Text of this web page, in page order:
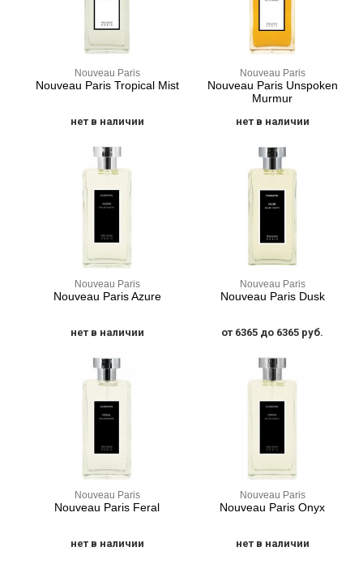
Nouveau Paris
Nouveau Paris Tropical Mist
нет в наличии
Nouveau Paris
Nouveau Paris Unspoken
Murmur
нет в наличии
Nouveau Paris
Nouveau Paris Azure
нет в наличии
Nouveau Paris
Nouveau Paris Dusk
от 6365 до 6365 руб.
Nouveau Paris
Nouveau Paris Feral
нет в наличии
Nouveau Paris
Nouveau Paris Onyx
нет в наличии